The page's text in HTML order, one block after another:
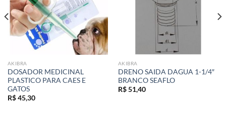
AKIBRA
DOSADOR MEDICINAL
PLASTICO PARA CAES E
GATOS
R$45,30
AKIBRA
DRENO SAIDA DAGUA 1-1/4″
BRANCO SEAFLO
R$51,40